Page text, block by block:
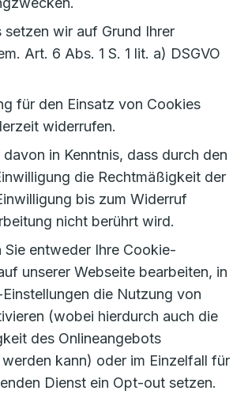
setzen wir auf Grund Ihrer
Art. 6 Abs. 1 S. 1 lit. a) DSGVO
für den Einsatz von Cookies
widerrufen.
in Kenntnis, dass durch den
die Rechtmäßigkeit der
bis zum Widerruf
nicht berührt wird.
Sie entweder Ihre Cookie-
unserer Webseite bearbeiten, in
die Nutzung von
(wobei hierdurch auch die
des Onlineangebots
kann) oder im Einzelfall für
Dienst ein Opt-out setzen.